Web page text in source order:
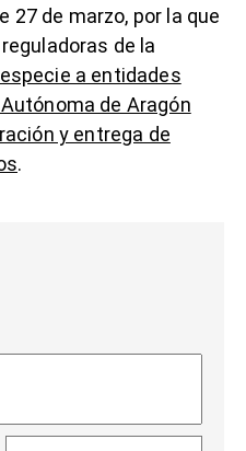
27 de marzo, por la que
de la
a entidades
de Aragón
y entrega de
.